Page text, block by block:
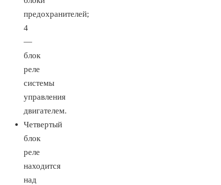
предохранителей;
4
—
блок
реле
системы
управления
двигателем.
Четвертый
блок
реле
находится
над